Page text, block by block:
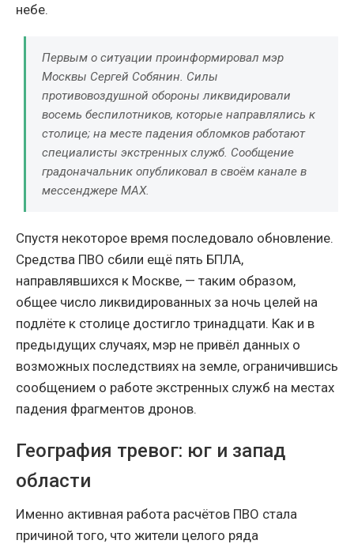
небе.
Первым о ситуации проинформировал мэр
Москвы Сергей Собянин. Силы
противовоздушной обороны ликвидировали
восемь беспилотников, которые направлялись к
столице; на месте падения обломков работают
специалисты экстренных служб. Сообщение
градоначальник опубликовал в своём канале в
мессенджере МАХ.
Спустя некоторое время последовало обновление.
Средства ПВО сбили ещё пять БПЛА,
направлявшихся к Москве, — таким образом,
общее число ликвидированных за ночь целей на
подлёте к столице достигло тринадцати. Как и в
предыдущих случаях, мэр не привёл данных о
возможных последствиях на земле, ограничившись
сообщением о работе экстренных служб на местах
падения фрагментов дронов.
География тревог: юг и запад
области
Именно активная работа расчётов ПВО стала
причиной того, что жители целого ряда